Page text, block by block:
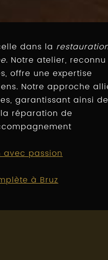
dans la
. Notre atelier, reconnu
offre une expertise
Notre approche
garantissant ainsi
réparation de
avec passion
à Bruz